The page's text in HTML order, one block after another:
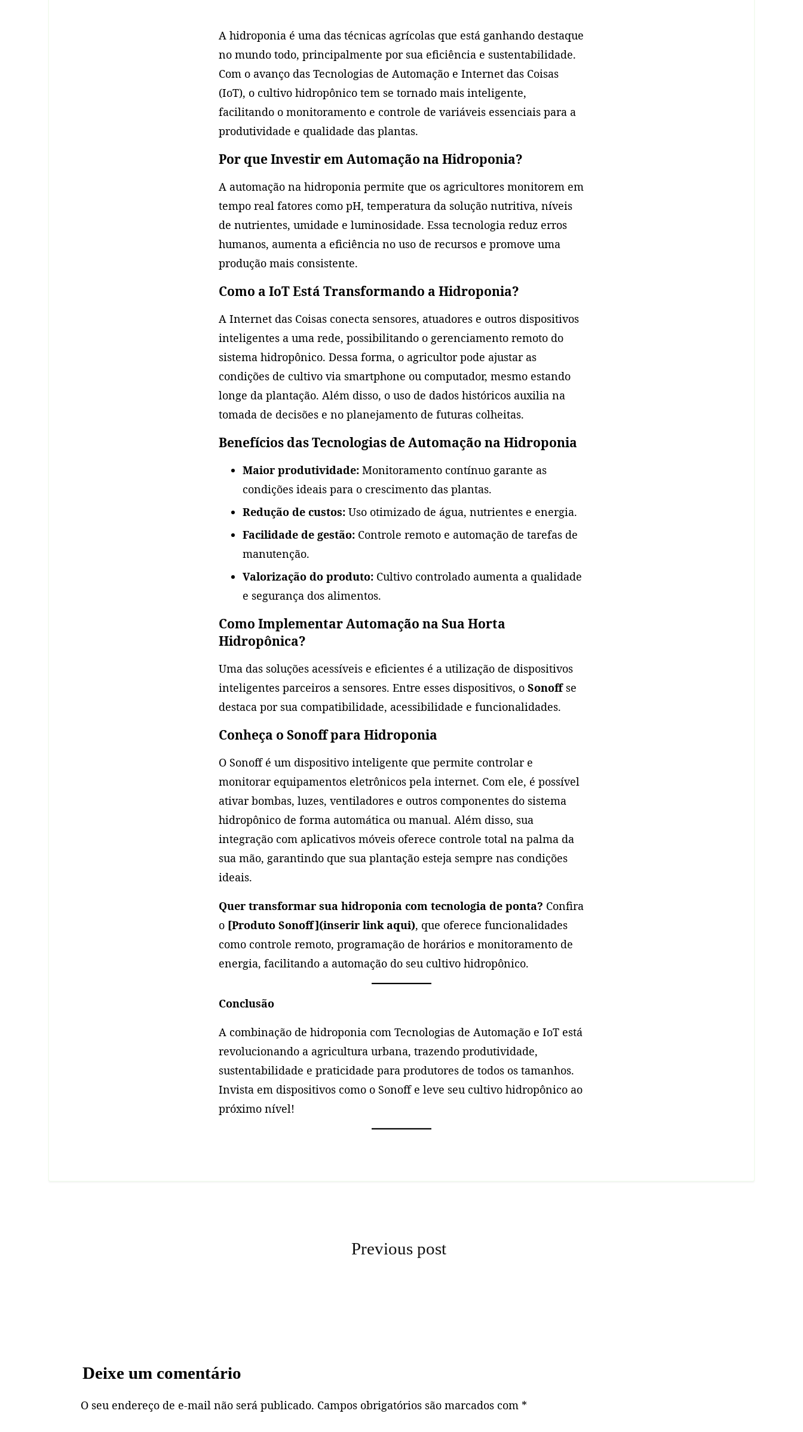
A hidroponia é uma das técnicas agrícolas que está ganhando destaque
no mundo todo, principalmente por sua eficiência e sustentabilidade.
Com o avanço das Tecnologias de Automação e Internet das Coisas
(IoT), o cultivo hidropônico tem se tornado mais inteligente,
facilitando o monitoramento e controle de variáveis essenciais para a
produtividade e qualidade das plantas.
Por que Investir em Automação na Hidroponia?
A automação na hidroponia permite que os agricultores monitorem em
tempo real fatores como pH, temperatura da solução nutritiva, níveis
de nutrientes, umidade e luminosidade. Essa tecnologia reduz erros
humanos, aumenta a eficiência no uso de recursos e promove uma
produção mais consistente.
Como a IoT Está Transformando a Hidroponia?
A Internet das Coisas conecta sensores, atuadores e outros dispositivos
inteligentes a uma rede, possibilitando o gerenciamento remoto do
sistema hidropônico. Dessa forma, o agricultor pode ajustar as
condições de cultivo via smartphone ou computador, mesmo estando
longe da plantação. Além disso, o uso de dados históricos auxilia na
tomada de decisões e no planejamento de futuras colheitas.
Benefícios das Tecnologias de Automação na Hidroponia
Maior produtividade: Monitoramento contínuo garante as
condições ideais para o crescimento das plantas.
Redução de custos: Uso otimizado de água, nutrientes e energia.
Facilidade de gestão: Controle remoto e automação de tarefas de
manutenção.
Valorização do produto: Cultivo controlado aumenta a qualidade
e segurança dos alimentos.
Como Implementar Automação na Sua Horta
Hidropônica?
Uma das soluções acessíveis e eficientes é a utilização de dispositivos
inteligentes parceiros a sensores. Entre esses dispositivos, o Sonoffse
destaca por sua compatibilidade, acessibilidade e funcionalidades.
Conheça o Sonoff para Hidroponia
O Sonoff é um dispositivo inteligente que permite controlar e
monitorar equipamentos eletrônicos pela internet. Com ele, é possível
ativar bombas, luzes, ventiladores e outros componentes do sistema
hidropônico de forma automática ou manual. Além disso, sua
integração com aplicativos móveis oferece controle total na palma da
sua mão, garantindo que sua plantação esteja sempre nas condições
ideais.
Quer transformar sua hidroponia com tecnologia de ponta? Confira
o [Produto Sonoff](inserir link aqui), que oferece funcionalidades
como controle remoto, programação de horários e monitoramento de
energia, facilitando a automação do seu cultivo hidropônico.
Conclusão
A combinação de hidroponia com Tecnologias de Automação e IoT está
revolucionando a agricultura urbana, trazendo produtividade,
sustentabilidade e praticidade para produtores de todos os tamanhos.
Invista em dispositivos como o Sonoff e leve seu cultivo hidropônico ao
próximo nível!
Navegação
Previous post
Deixe um comentário
O seu endereço de e-mail não será publicado. Campos obrigatórios são marcados com *